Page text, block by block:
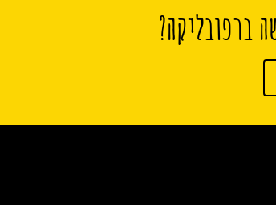
ברפובליקה?